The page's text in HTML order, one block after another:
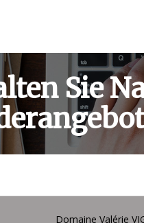
Sie
Domaine Valérie